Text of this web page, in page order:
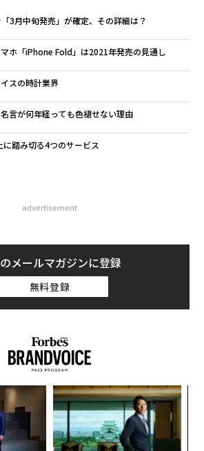
3月中旬発売」が確定、その詳細は？
ホ「iPhone Fold」は2021年発売の見通し
スの時計業界
言が何年経っても色褪せない理由
踏み切る4つのサービス
advertisement
メールマガジンに登録
無料登録